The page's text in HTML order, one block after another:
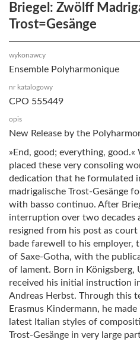
Briegel: Zwölff
Trost=Gesänge
wykonawcy
Ensemble Polyharmonique
nr katalogowy
CPO 555449
opis
New Release by the
»End, good; everything,
placed these very consoling
dedication that he formulated
madrigalische Trost-Gesänge
with basso continuo. After
interruption over two decades
resigned from his post as
bade farewell to his employer,
of Saxe-Gotha, with the
of lament. Born in Königsberg,
received his initial instruction
Andreas Herbst. Through this
Erasmus Kindermann, he
latest Italian styles of
Trost-Gesänge in very large